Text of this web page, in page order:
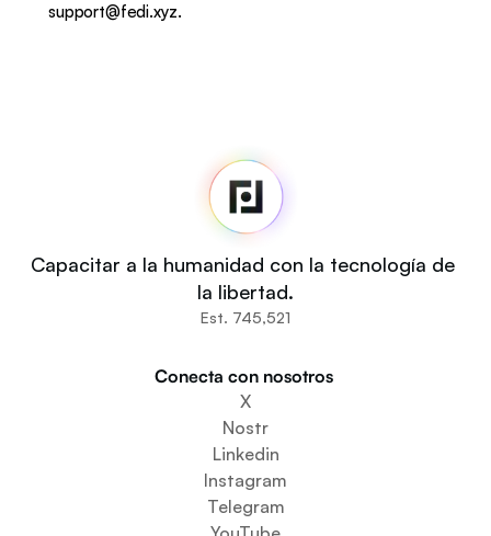
support@fedi.xyz.
Inicio
Noticias
Código fuente
Fedi For
Tú
Comunidades
Organizaciones
Descargar la aplicación
Crear un espacio comunitario
Crear un servicio de monedero
Servicio de configuración de la federación
Explora las miniaplicaciones
Capacitar a la humanidad con la tecnología de
la libertad.
Est. 745,521
Conecta con nosotros
X
Nostr
Linkedin
Instagram
Telegram